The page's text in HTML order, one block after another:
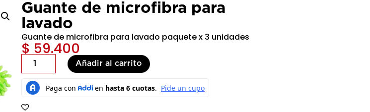
Guante de microfibra para
lavado
Guante de microfibra para lavado paquete x 3 unidades
$ 59.400
Guante
microfibra
para
lavado
Añadir al carrito